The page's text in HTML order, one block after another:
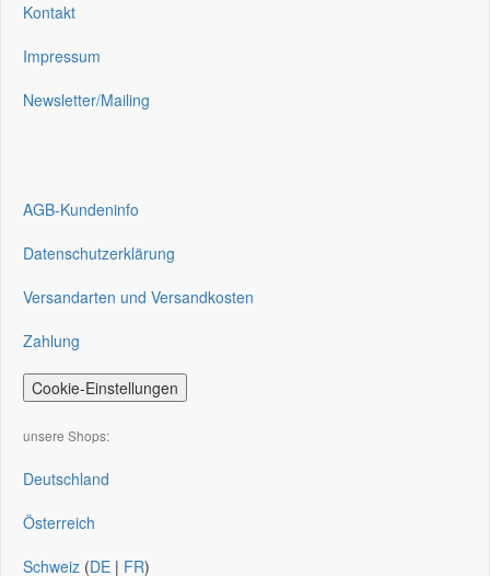
Kontakt
Impressum
Newsletter/Mailing
AGB-Kundeninfo
Datenschutzerklärung
Versandarten und Versandkosten
Zahlung
Cookie-Einstellungen
unsere Shops:
Deutschland
Österreich
Schweiz (DE | FR)